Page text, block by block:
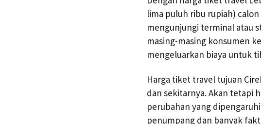
lima puluh ribu rupiah)
mengunjungi terminal atau
masing-masing konsumen
mengeluarkan biaya untuk
Harga tiket travel tujuan
dan sekitarnya. Akan tetapi
perubahan yang
penumpang dan banyak